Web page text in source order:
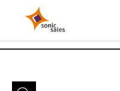
Sonic Sales